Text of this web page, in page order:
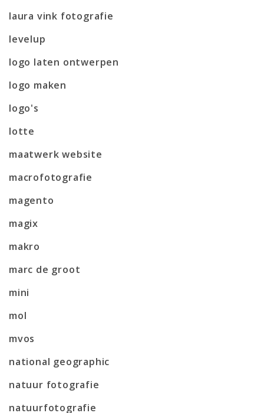
laura vink fotografie
levelup
logo laten ontwerpen
logo maken
logo's
lotte
maatwerk website
macrofotografie
magento
magix
makro
marc de groot
mini
mol
mvos
national geographic
natuur fotografie
natuurfotografie